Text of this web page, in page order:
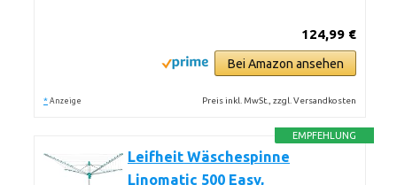
124,99 €
Bei Amazon ansehen
* Anzeige Preis inkl. MwSt., zzgl. Versandkosten
EMPFEHLUNG
Leifheit Wäschespinne
Linomatic 500 Easy,